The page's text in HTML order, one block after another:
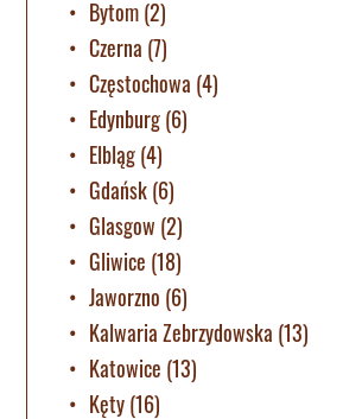
Bytom(2)
Czerna (7)
Częstochowa (4)
Edynburg(6)
Elbląg(4)
Gdańsk(6)
Glasgow (2)
Gliwice (18)
Jaworzno (6)
Kalwaria Zebrzydowska (13)
Katowice (13)
Kęty(16)